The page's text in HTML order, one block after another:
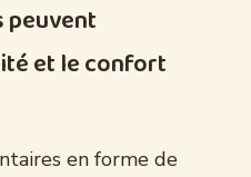
peuvent
et le confort
en forme de